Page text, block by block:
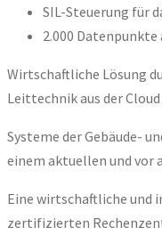
SIL-Steuerung für
2.000
Wirtschaftliche Lösung
Leittechnik aus der Cloud
Systeme der Gebäude-
einem aktuellen und vor
Eine wirtschaftliche und
zertifizierten